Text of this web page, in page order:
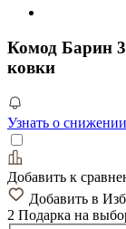
Комод Барин
ковки
Узнать о
Добавить к
Добавить в
2 Подарка на